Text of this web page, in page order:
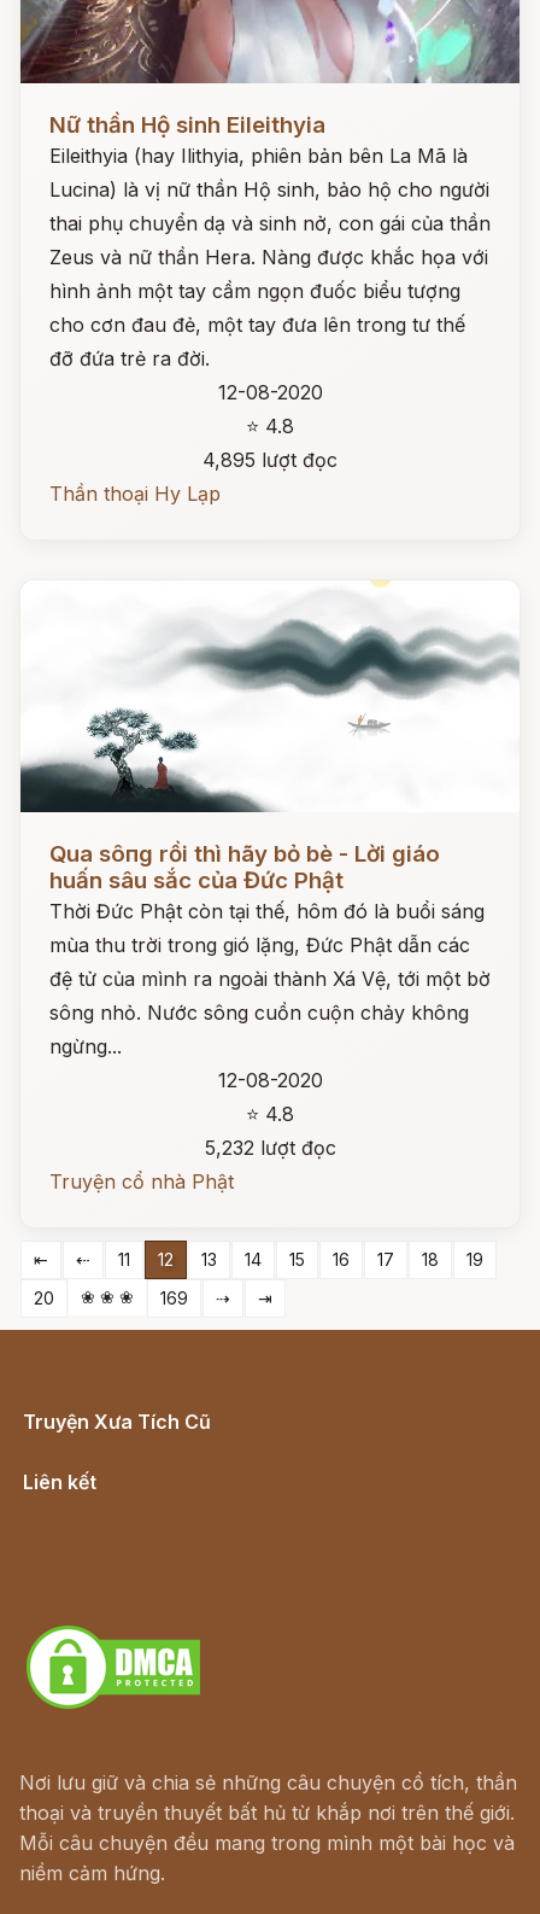
Nữ thần Hộ sinh Eileithyia
Eileithyia (hay Ilithyia, phiên bản bên La Mã là
Lucina) là vị nữ thần Hộ sinh, bảo hộ cho người
thai phụ chuyển dạ và sinh nở, con gái của thần
Zeus và nữ thần Hera. Nàng được khắc họa với
hình ảnh một tay cầm ngọn đuốc biểu tượng
cho cơn đau đẻ, một tay đưa lên trong tư thế
đỡ đứa trẻ ra đời.
12-08-2020
⭐ 4.8
4,895 lượt đọc
Thần thoại Hy Lạp
Qua sôпg rồi thì hãy bỏ bè - Lời giáo
huấn sâu sắc của Đức Phật
Thời Đức Phật còn tại thế, hôm đó là buổi sáng
mùa thu trời trong gió lặng, Đức Phật dẫn các
đệ tử của mình ra ngoài thành Xá Vệ, tới một bờ
sông nhỏ. Nước sông cuồn cuộn chảy không
ngừng...
12-08-2020
⭐ 4.8
5,232 lượt đọc
Truyện cổ nhà Phật
⇤ ⇠ 11 12 13 14 15 16 17 18
19
20
❀ ❀ ❀ 169 ⇢ ⇥
Truyện Xưa Tích Cũ
Liên kết
Nơi lưu giữ và chia sẻ những câu chuyện cổ tích, thần
thoại và truyền thuyết bất hủ từ khắp nơi trên thế giới.
Mỗi câu chuyện đều mang trong mình một bài học và
niềm cảm hứng.